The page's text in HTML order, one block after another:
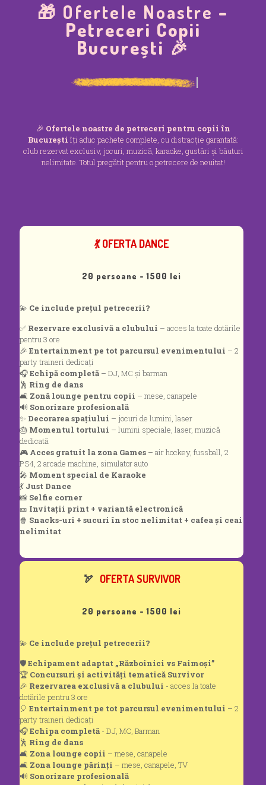
🎁 Ofertele Noastre –
Petreceri Copii
București 🎉
🎉 Ofertele noastre de petreceri pentru copii în
București îți aduc pachete complete, cu distracție garantată:
club rezervat exclusiv, jocuri, muzică, karaoke, gustări și băuturi
nelimitate. Totul pregătit pentru o petrecere de neuitat!
💃 OFERTA DANCE
20 persoane - 1500 lei
💫 Ce include prețul petrecerii?
✅ Rezervare exclusivă a clubului – acces la toate dotările
pentru 3 ore
🎉 Entertainment pe tot parcursul evenimentului – 2
party traineri dedicați
🎧Echipă completă – DJ, MC și barman
🕺 Ring de dans
🛋️ Zonă lounge pentru copii – mese, canapele
🔊 Sonorizare profesională
✨ Decorarea spațiului – jocuri de lumini, laser
🎂 Momentul tortului – lumini speciale, laser, muzică
dedicată
🎮 Acces gratuit la zona Games – air hockey, fussball, 2
PS4, 2 arcade machine, simulator auto
🎤 Moment special de Karaoke
💃 Just Dance
📸 Selfie corner
🎫 Invitații print + variantă electronică
🍿 Snacks-uri + sucuri în stoc nelimitat + cafea și ceai
nelimitat
🏹 OFERTA SURVIVOR
20 persoane - 1500 lei
💫 Ce include prețul petrecerii?
🛡️Echipament adaptat „Războinici vs Faimoși”
🏆 Concursuri și activități tematică Survivor
🎉 Rezervarea exclusivă a clubului - acces la toate
dotările pentru 3 ore
🎈 Entertainment pe tot parcursul evenimentului – 2
party traineri dedicați
🎧Echipa completă - DJ, MC, Barman
🕺 Ring de dans
🛋️ Zona lounge copii – mese, canapele
🛋️ Zona lounge părinți – mese, canapele, TV
🔊 Sonorizare profesională